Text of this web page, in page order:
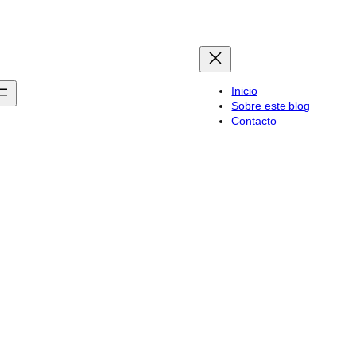
Inicio
Sobre este blog
Contacto